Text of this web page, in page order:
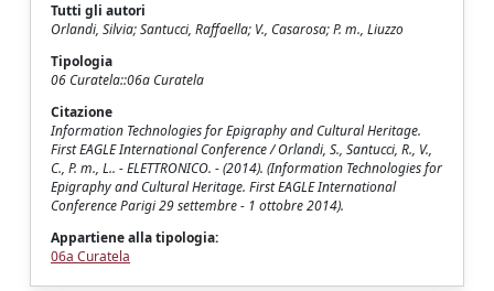
Tutti gli autori
Orlandi, Silvia; Santucci, Raffaella; V., Casarosa; P. m., Liuzzo
Tipologia
06 Curatela::06a Curatela
Citazione
Information Technologies for Epigraphy and Cultural Heritage.
First EAGLE International Conference / Orlandi, S., Santucci, R., V.,
C., P. m., L.. - ELETTRONICO. - (2014). (Information Technologies for
Epigraphy and Cultural Heritage. First EAGLE International
Conference Parigi 29 settembre - 1 ottobre 2014).
Appartiene alla tipologia:
06a Curatela